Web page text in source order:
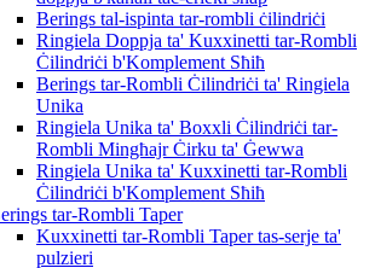
Berings tal-ispinta tar-rombli ċilindriċi
Ringiela Doppja ta' Kuxxinetti tar-Rombli
Ċilindriċi b'Komplement Sħiħ
Berings tar-Rombli Ċilindriċi ta' Ringiela
Unika
Ringiela Unika ta' Boxxli Ċilindriċi tar-
Rombli Mingħajr Ċirku ta' Ġewwa
Ringiela Unika ta' Kuxxinetti tar-Rombli
Ċilindriċi b'Komplement Sħiħ
tar-Rombli Taper
Kuxxinetti tar-Rombli Taper tas-serje ta'
pulzieri